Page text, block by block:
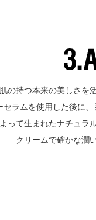
の持つ本来の美しさを
セラムを使用した後に
って生まれたナチュラ
クリームで確かな潤